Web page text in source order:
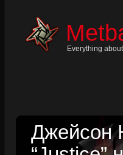
Everything
Джейсон